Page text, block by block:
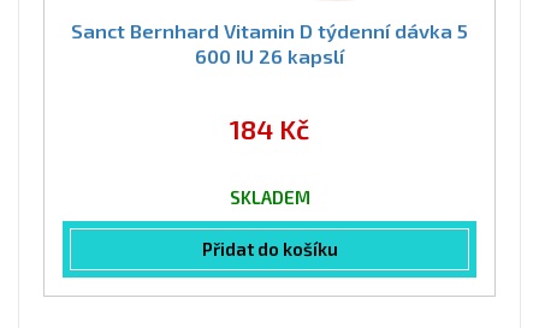
Sanct Bernhard Vitamin D týdenní dávka 5
600 IU 26 kapslí
184 Kč
SKLADEM
Přidat do košíku